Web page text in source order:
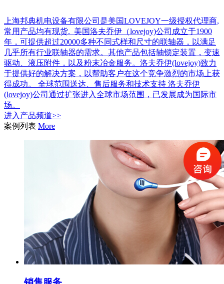
上海邦典机电设备有限公司是美国LOVEJOY一级授权代理商,
常用产品均有现货. 美国洛夫乔伊（lovejoy)公司成立于1900
年，可提供超过20000多种不同式样和尺寸的联轴器，以满足
几乎所有行业联轴器的需求。其他产品包括轴锁定装置，变速
驱动、液压附件，以及粉末冶金服务。洛夫乔伊(lovejoy)致力
于提供好的解决方案，以帮助客户在这个竞争激烈的市场上获
得成功。 全球范围送达、售后服务和技术支持 洛夫乔伊
(lovejoy)公司通过扩张进入全球市场范围，已发展成为国际市
场。
进入 产品频道>>
案例列表 More